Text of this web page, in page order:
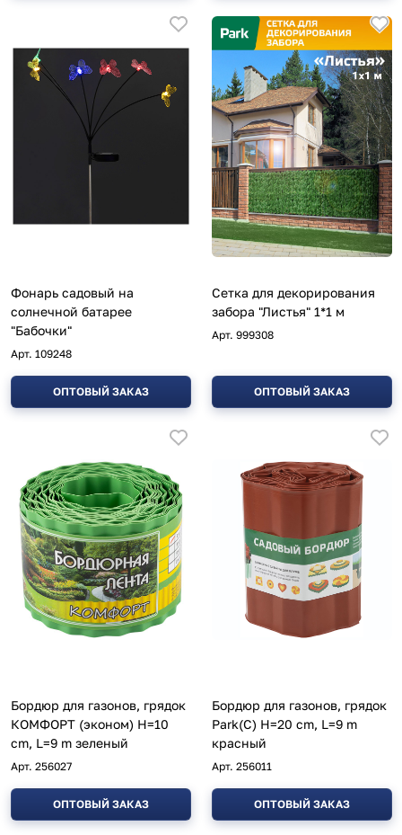
Фонарь садовый на
солнечной батарее
"Бабочки"
Арт. 109248
ОПТОВЫЙ ЗАКАЗ
Сетка для декорирования
забора "Листья" 1*1 м
Арт. 999308
ОПТОВЫЙ ЗАКАЗ
Бордюр для газонов, грядок
КОМФОРТ (эконом) H=10
cm, L=9 m зеленый
Арт. 256027
ОПТОВЫЙ ЗАКАЗ
Бордюр для газонов, грядок
Park(С) H=20 cm, L=9 m
красный
Арт. 256011
ОПТОВЫЙ ЗАКАЗ